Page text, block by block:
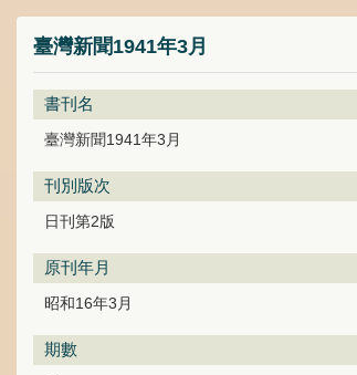
臺灣新聞1941年3月
書刊名
臺灣新聞1941年3月
刊別版次
日刊第2版
原刊年月
昭和16年3月
期數